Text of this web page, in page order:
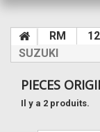
RM
SUZUKI
PIECES
Il y a 2 produits.